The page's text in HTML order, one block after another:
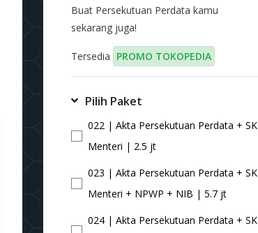
Buat Persekutuan Perdata kamu
sekarang juga!
Tersedia PROMO TOKOPEDIA
Pilih Paket
022 | Akta Persekutuan Perdata + SK
Menteri | 2.5 jt
023 | Akta Persekutuan Perdata + SK
Menteri + NPWP + NIB | 5.7 jt
024 | Akta Persekutuan Perdata + SK